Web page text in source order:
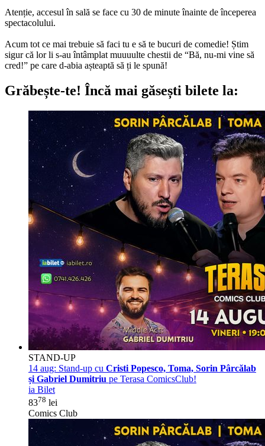
Atenție, accesul în sală se face cu 30 de minute înainte de începerea
spectacolului.
Acum tot ce mai trebuie să faci tu e să te bucuri de comedie! Știm
sigur că lor li s-au întâmplat muuuulte chestii de “Bă, nu-mi vine să
cred!” pe care d-abia așteaptă să ți le spună!
Grăbește-te! Încă mai găsești bilete la:
STAND-UP
14 aug: Stand-up cu Cristi Popesco, Toma, Sorin Pârcălab
și Gabriel Dumitriu pe Terasa ComicsClub!
ia Bilet
8378 lei
Comics Club